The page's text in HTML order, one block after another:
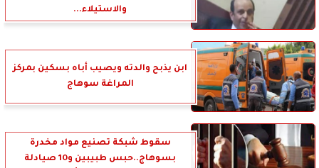
والاستيلاء...
ابن يذبح والدته ويصيب أباه بسكين بمركز
المراغة سوهاج
سقوط شبكة تصنيع مواد مخدرة
بسوهاج..حبس طبيبين و10 صيادلة